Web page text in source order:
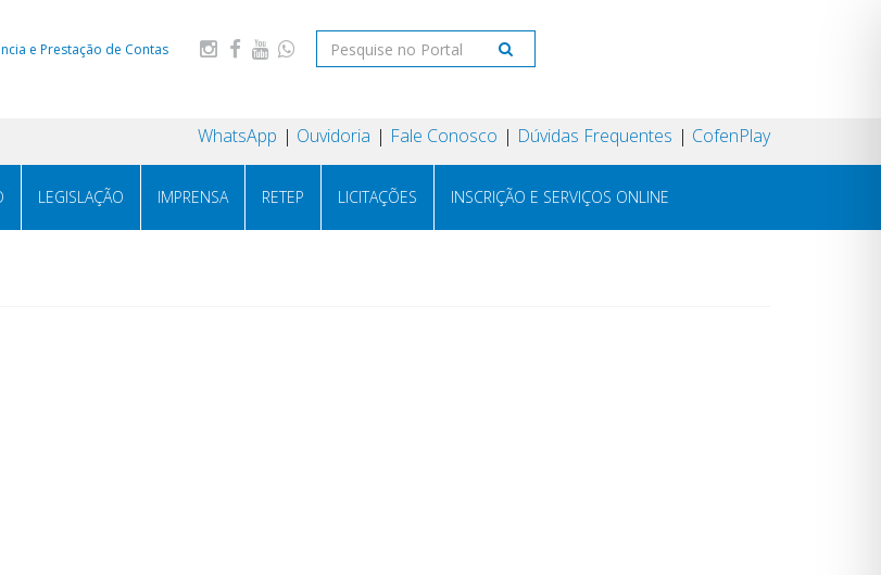
e Prestação de Contas
WhatsApp Ouvidoria Fale Conosco Dúvidas Frequentes CofenPlay
LEGISLAÇÃO IMPRENSA RETEP LICITAÇÕES INSCRIÇÃO E SERVIÇOS ONLINE